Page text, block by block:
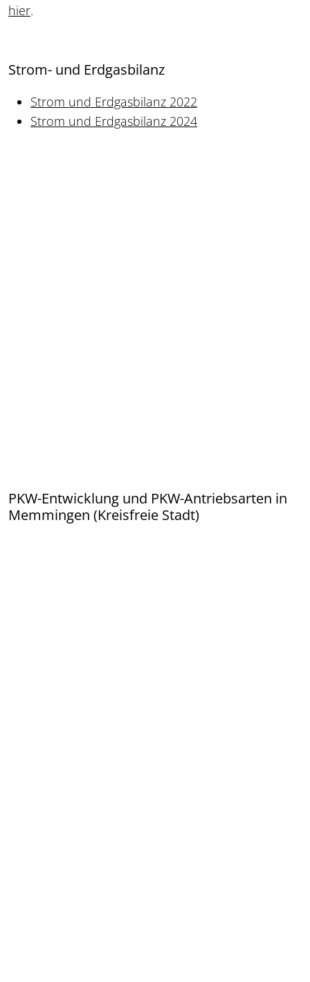
hier.
Strom- und Erdgasbilanz
Strom und Erdgasbilanz 2022
Strom und Erdgasbilanz 2024
PKW-Entwicklung und PKW-Antriebsarten in
Memmingen (Kreisfreie Stadt)